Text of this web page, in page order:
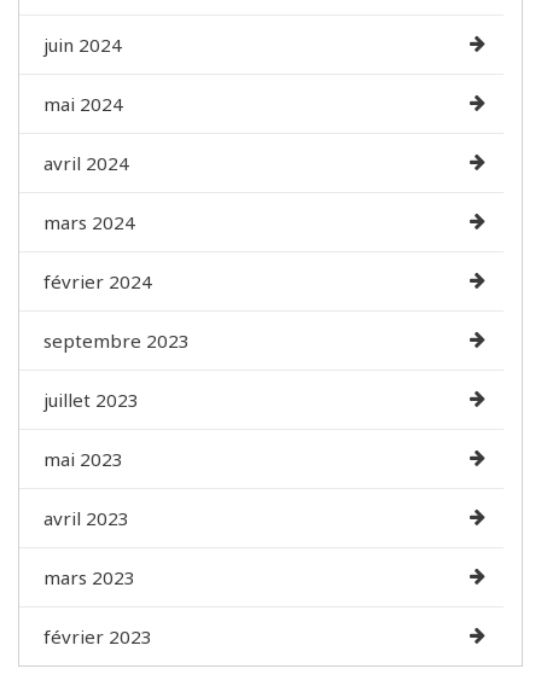
juin 2024
mai 2024
avril 2024
mars 2024
février 2024
septembre 2023
juillet 2023
mai 2023
avril 2023
mars 2023
février 2023